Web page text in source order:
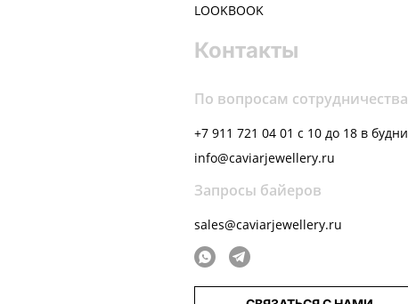
LOOKBOOK
Контакты
По вопросам сотрудничества
+7 911 721 04 01 с 10 до 18 в будни
info@caviarjewellery.ru
Запросы байеров
sales@caviarjewellery.ru